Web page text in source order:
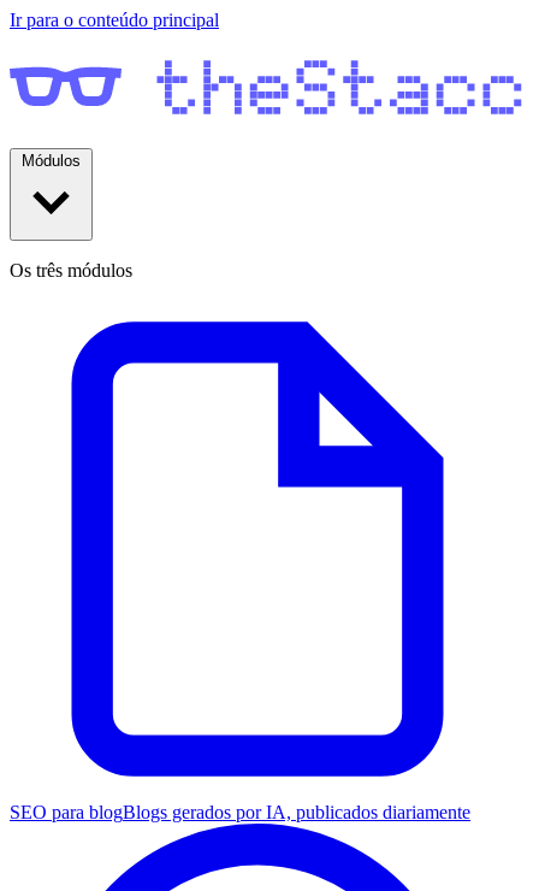
Ir para o conteúdo principal
Os três módulos
SEO para blogBlogs gerados por IA, publicados diariamente